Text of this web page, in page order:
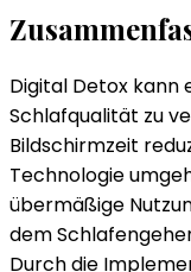
Digital Detox kann
Schlafqualität zu
Bildschirmzeit
Technologie
übermäßige
dem
Durch die